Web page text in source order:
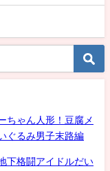
ちゃん人形！豆腐メ
ぐるみ男子末路編
格闘アイドルだい